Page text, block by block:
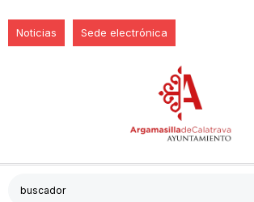
Noticias Sede electrónica